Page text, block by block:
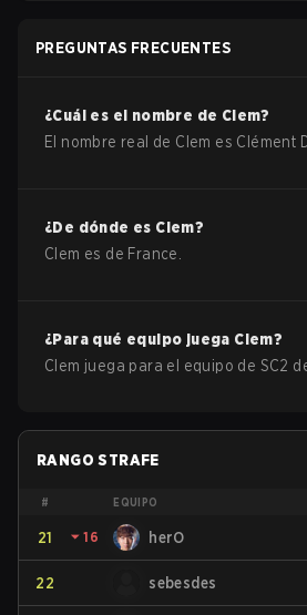
PREGUNTAS FRECUENTES
¿Cuál es el nombre de Clem?
El nombre real de Clem es Clément
¿De dónde es Clem?
Clem es de France.
¿Para qué equipo juega Clem?
Clem juega para el equipo de SC2
RANGO STRAFE
# EQUIPO
21 ⏷ 16 herO
22 sebesdes